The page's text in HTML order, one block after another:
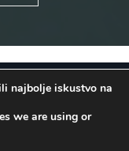
. Configured
najbolje iskustvo na
we are using or